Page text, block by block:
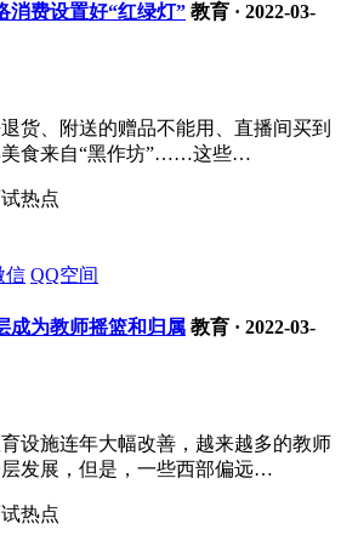
消费设置好“红绿灯” 教育 · 2022-03-
货、附送的赠品不能用、直播间买到
美食来自“黑作坊”……这些…
热点
信 QQ空间
成为教师摇篮和归属 教育 · 2022-03-
设施连年大幅改善，越来越多的教师
发展，但是，一些西部偏远…
热点